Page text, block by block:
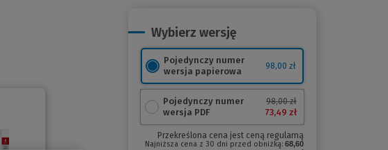
Wybierz wersję
Pojedynczy numer
wersja papierowa
98,00 zł
Pojedynczy numer
wersja PDF
98,00 zł
73,49 zł
Przekreślona cena jest ceną regularną
Najniższa cena z 30 dni przed obniżką: 68,60